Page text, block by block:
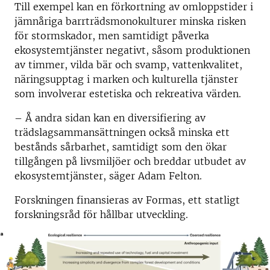
Till exempel kan en förkortning av omloppstider i
jämnåriga barrträdsmonokulturer minska risken
för stormskador, men samtidigt påverka
ekosystemtjänster negativt, såsom produktionen
av timmer, vilda bär och svamp, vattenkvalitet,
näringsupptag i marken och kulturella tjänster
som involverar estetiska och rekreativa värden.
– Å andra sidan kan en diversifiering av
trädslagsammansättningen också minska ett
bestånds sårbarhet, samtidigt som den ökar
tillgången på livsmiljöer och breddar utbudet av
ekosystemtjänster, säger Adam Felton.
Forskningen finansieras av Formas, ett statligt
forskningsråd för hållbar utveckling.